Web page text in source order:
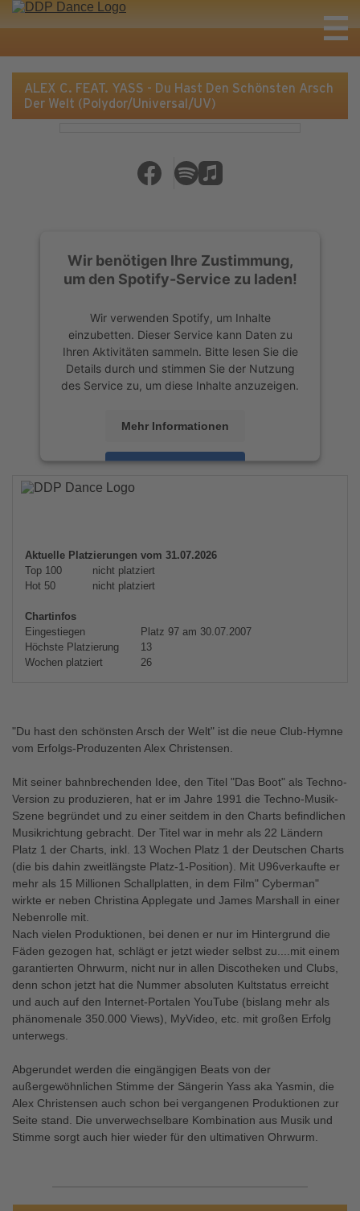
ALEX C. FEAT. YASS - Du Hast Den Schönsten Arsch
Der Welt (Polydor/Universal/UV)
Wir benötigen Ihre Zustimmung,
um den Spotify-Service zu laden!
Wir verwenden Spotify, um Inhalte
einzubetten. Dieser Service kann Daten zu
Ihren Aktivitäten sammeln. Bitte lesen Sie die
Details durch und stimmen Sie der Nutzung
des Service zu, um diese Inhalte anzuzeigen.
Mehr Informationen
Akzeptieren
powered by
Aktuelle Platzierungen vom 31.07.2026
Top 100
nicht platziert
Hot 50
nicht platziert
Chartinfos
Eingestiegen
Platz 97 am 30.07.2007
Höchste Platzierung
13
Wochen platziert
26
"Du hast den schönsten Arsch der Welt" ist die neue Club-Hymne
vom Erfolgs-Produzenten Alex Christensen.
Mit seiner bahnbrechenden Idee, den Titel "Das Boot" als Techno-
Version zu produzieren, hat er im Jahre 1991 die Techno-Musik-
Szene begründet und zu einer seitdem in den Charts befindlichen
Musikrichtung gebracht. Der Titel war in mehr als 22 Ländern
Platz 1 der Charts, inkl. 13 Wochen Platz 1 der Deutschen Charts
(die bis dahin zweitlängste Platz-1-Position). Mit U96verkaufte er
mehr als 15 Millionen Schallplatten, in dem Film" Cyberman"
wirkte er neben Christina Applegate und James Marshall in einer
Nebenrolle mit.
Nach vielen Produktionen, bei denen er nur im Hintergrund die
Fäden gezogen hat, schlägt er jetzt wieder selbst zu....mit einem
garantierten Ohrwurm, nicht nur in allen Discotheken und Clubs,
denn schon jetzt hat die Nummer absoluten Kultstatus erreicht
und auch auf den Internet-Portalen YouTube (bislang mehr als
phänomenale 350.000 Views), MyVideo, etc. mit großen Erfolg
unterwegs.
Abgerundet werden die eingängigen Beats von der
außergewöhnlichen Stimme der Sängerin Yass aka Yasmin, die
Alex Christensen auch schon bei vergangenen Produktionen zur
Seite stand. Die unverwechselbare Kombination aus Musik und
Stimme sorgt auch hier wieder für den ultimativen Ohrwurm.